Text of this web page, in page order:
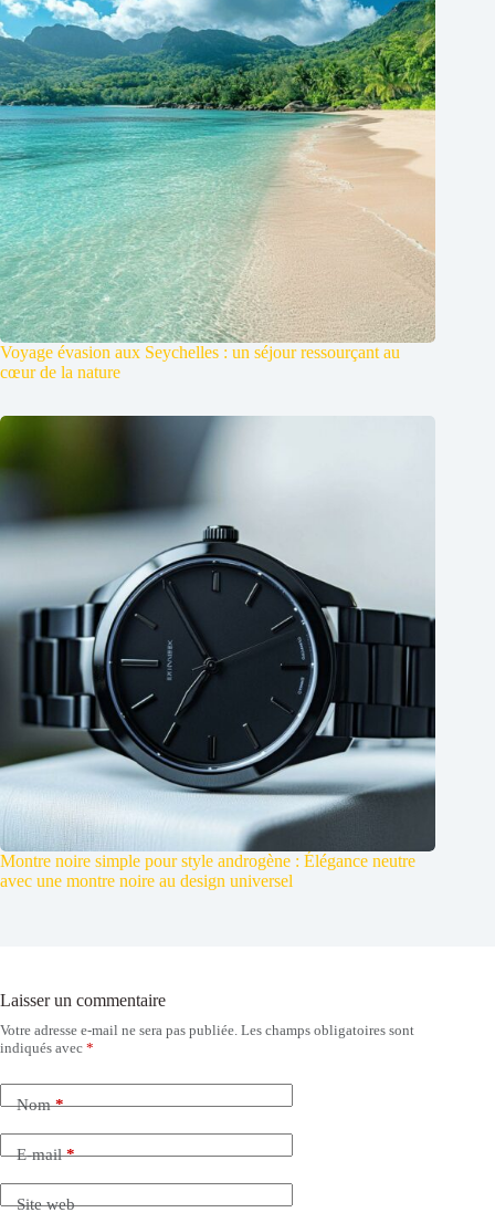
Voyage évasion aux Seychelles : un séjour ressourçant au
cœur de la nature
Montre noire simple pour style androgène : Élégance neutre
avec une montre noire au design universel
Laisser un commentaire
Votre adresse e-mail ne sera pas publiée. Les champs obligatoires sont
indiqués avec *
Nom*
E-mail*
Site web